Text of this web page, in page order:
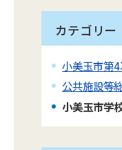
カテゴリー
小美玉市第
公共施設等
小美玉市学